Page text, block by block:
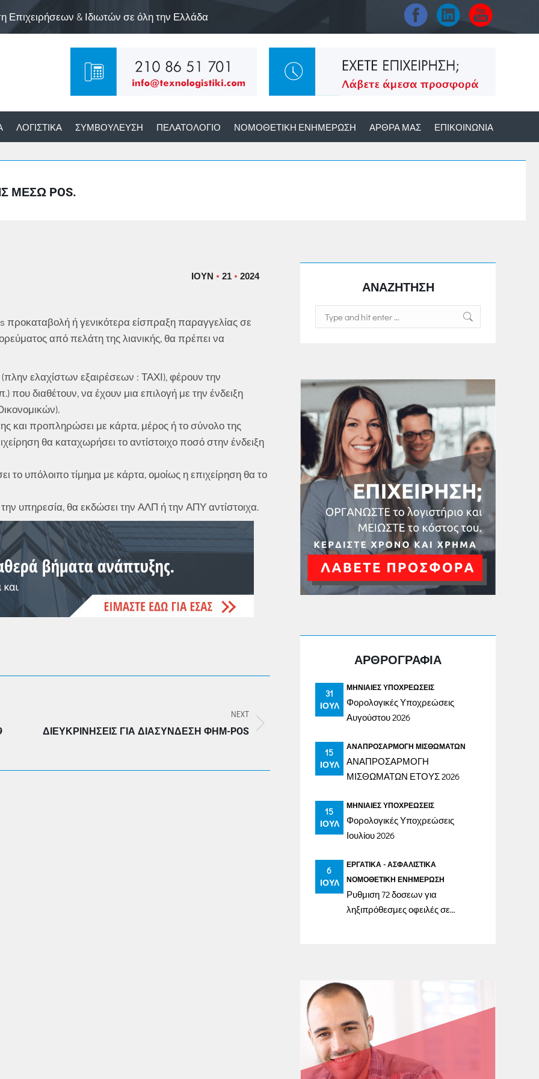
Επιχειρήσεων & Ιδιωτών σε όλη την Ελλάδα
ΛΟΓΙΣΤΙΚΆ ΣΥΜΒΟΎΛΕΥΣΗ ΠΕΛΑΤΟΛΌΓΙΟ ΝΟΜΟΘΕΤΙΚΉ ΕΝΗΜΈΡΩΣΗ ΆΡΘΡΑ ΜΑΣ ΕΠΙΚΟΙΝΩΝΊΑ
ΜΈΣΩ POS.
ΙΟΎΝ 21 2024
ή γενικότερα είσπραξη παραγγελίας σε
από πελάτη της λιανικής, θα πρέπει να
(πλην ελαχίστων εξαιρέσεων : ΤΑΧΙ), φέρουν την
διαθέτουν, να έχουν μια επιλογή με την ένδειξη
και προπληρώσει με κάρτα, μέρος ή το σύνολο της
θα καταχωρήσει το αντίστοιχο ποσό στην ένδειξη
το υπόλοιπο τίμημα με κάρτα, ομοίως η επιχείρηση θα το
υπηρεσία, θα εκδώσει την ΑΛΠ ή την ΑΠΥ αντίστοιχα.
NEXT
Next
ΔΙΕΥΚΡΙΝΉΣΕΙΣ ΓΙΑ ΔΙΑΣΎΝΔΕΣΗ ΦΗΜ-POS
ΑΝΑΖΗΤΗΣΗ
Search:
ΑΡΘΡΟΓΡΑΦΙΑ
31
ΙΟΎΛ
ΜΗΝΙΑΊΕΣ ΥΠΟΧΡΕΏΣΕΙΣ
Φορολογικές Υποχρεώσεις
Αυγούστου 2026
15
ΙΟΎΛ
ΑΝΑΠΡΟΣΑΡΜΟΓΉ ΜΙΣΘΩΜΆΤΩΝ
ΑΝΑΠΡΟΣΑΡΜΟΓΗ
ΜΙΣΘΩΜΑΤΩΝ ΕΤΟΥΣ 2026
15
ΙΟΎΛ
ΜΗΝΙΑΊΕΣ ΥΠΟΧΡΕΏΣΕΙΣ
Φορολογικές Υποχρεώσεις
Ιουλίου 2026
6
ΙΟΎΛ
ΕΡΓΑΤΙΚΆ - ΑΣΦΑΛΙΣΤΙΚΆ
ΝΟΜΟΘΕΤΙΚΉ ΕΝΗΜΈΡΩΣΗ
Ρυθμιση 72 δοσεων για
ληξιπρόθεσμες οφειλές σε